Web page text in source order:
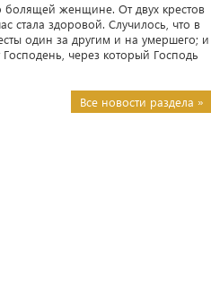
болящей женщине. От двух крестов
стала здоровой. Случилось, что в
один за другим и на умершего; и
через который Господь
Все новости раздела »